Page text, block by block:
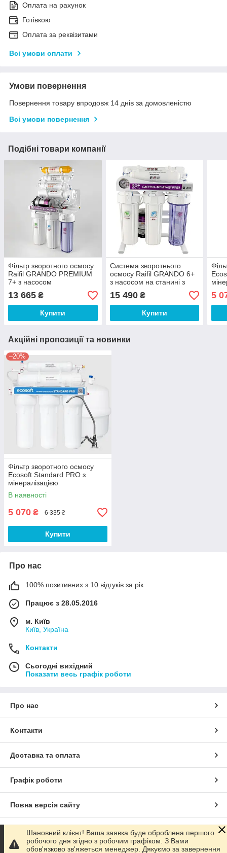
Оплата на рахунок
Готівкою
Оплата за реквізитами
Всі умови оплати
Умови повернення
Повернення товару впродовж 14 днів за домовленістю
Всі умови повернення
Подібні товари компанії
Фільтр зворотного осмосу
Raifil GRANDO PREMIUM
7+ з насосом
13 665 ₴
Купити
Система зворотнього
осмосу Raifil GRANDO 6+
з насосом на станині з
манометром 75G
15 490₴
Купити
5
Акційні пропозиції та новинки
–20%
Фільтр зворотного осмосу
Ecosoft Standard PRO з
мінералізацією
В наявності
5 070 ₴ 6 335 ₴
Купити
Про нас
100% позитивних з 10 відгуків за рік
Працює з 28.05.2016
м. Київ
Київ, Україна
Контакти
Сьогодні вихідний
Показати весь графік роботи
Про нас
Контакти
Доставка та оплата
Графік роботи
Повна версія сайту
Сайт створено на маркетплейсіProm.ua
Шановний клієнт! Ваша заявка буде оброблена першого
робочого дня згідно з робочим графіком. З Вами
обов'язково зв'яжеться менеджер. Дякуємо за завернення